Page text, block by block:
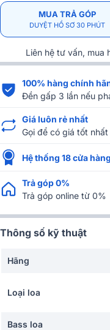
MUA TRẢ GÓP
DUYỆT HỒ SƠ 30 PHÚT
Liên hệ tư vấn, mua
100% hàng chính
Đền gấp 3 lần nếu
Giá luôn rẻ nhất
Gọi để có giá tốt
Hệ thống 18 cửa
Trả góp 0%
Trả góp online từ 0%
Thông số kỹ thuật
Hãng
Loại loa
Bass loa